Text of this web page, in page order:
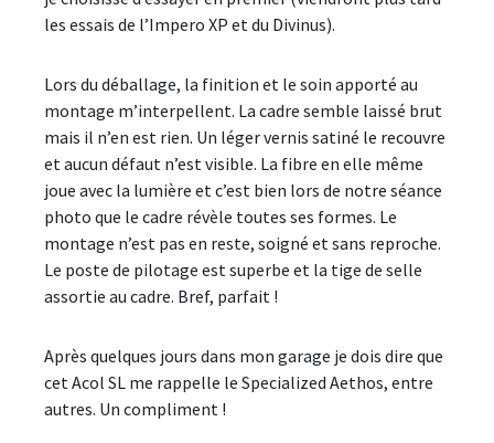
les essais de l’Impero XP et du Divinus).
Lors du déballage, la finition et le soin apporté au
montage m’interpellent. La cadre semble laissé brut
mais il n’en est rien. Un léger vernis satiné le recouvre
et aucun défaut n’est visible. La fibre en elle même
joue avec la lumière et c’est bien lors de notre séance
photo que le cadre révèle toutes ses formes. Le
montage n’est pas en reste, soigné et sans reproche.
Le poste de pilotage est superbe et la tige de selle
assortie au cadre. Bref, parfait !
Après quelques jours dans mon garage je dois dire que
cet Acol SL me rappelle le Specialized Aethos, entre
autres. Un compliment !